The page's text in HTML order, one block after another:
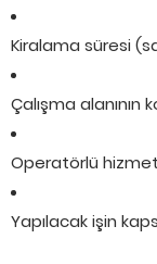
Kiralama süresi
Çalışma
Operatörlü
Yapılacak işin